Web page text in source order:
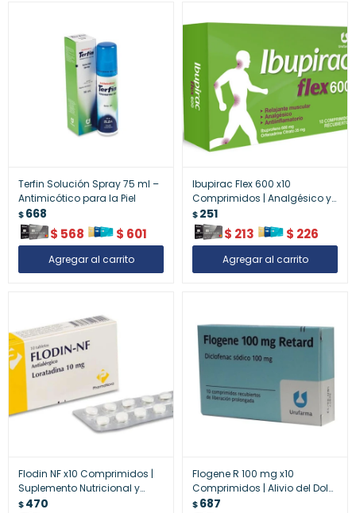
Terfin Solución Spray 75 ml –
Antimicótico para la Piel
$668
$ 568 $ 601
Ibupirac Flex 600 x10
Comprimidos | Analgésico y
Relajante Muscular
$251
$ 213 $ 226
Flodin NF x10 Comprimidos |
Suplemento Nutricional y
Apoyo General
$470
Flogene R 100 mg x10
Comprimidos | Alivio del Dolor
y Antiinflamatorio
$687